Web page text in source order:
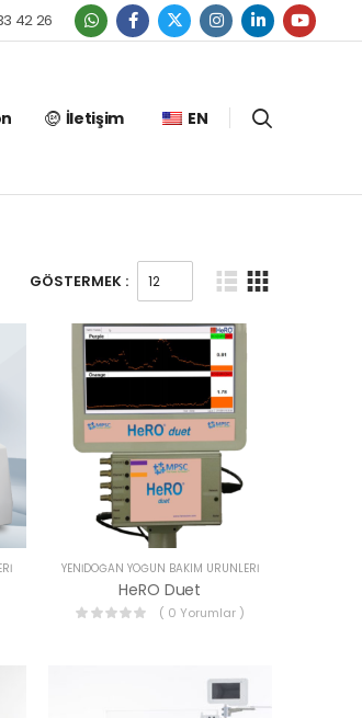
42 26
İletişim EN
GÖSTERMEK :
YENIDOĞAN YOĞUN BAKIM ÜRÜNLERI
HeRO Duet
( 0 Yorumlar )